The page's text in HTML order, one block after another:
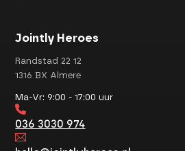
Jointly Heroes
Randstad 22 12
1316 BX Almere
Ma-Vr: 9:00 - 17:00 uur
036 3030 974